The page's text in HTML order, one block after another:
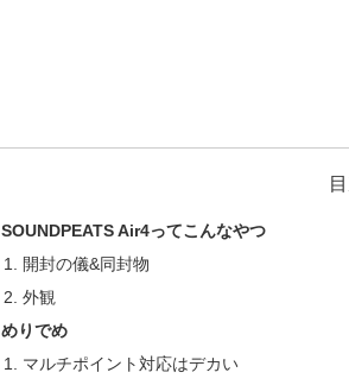
SOUNDPEATS Air4ってこんなやつ
開封の儀&同封物
外観
めりでめ
マルチポイント対応はデカい